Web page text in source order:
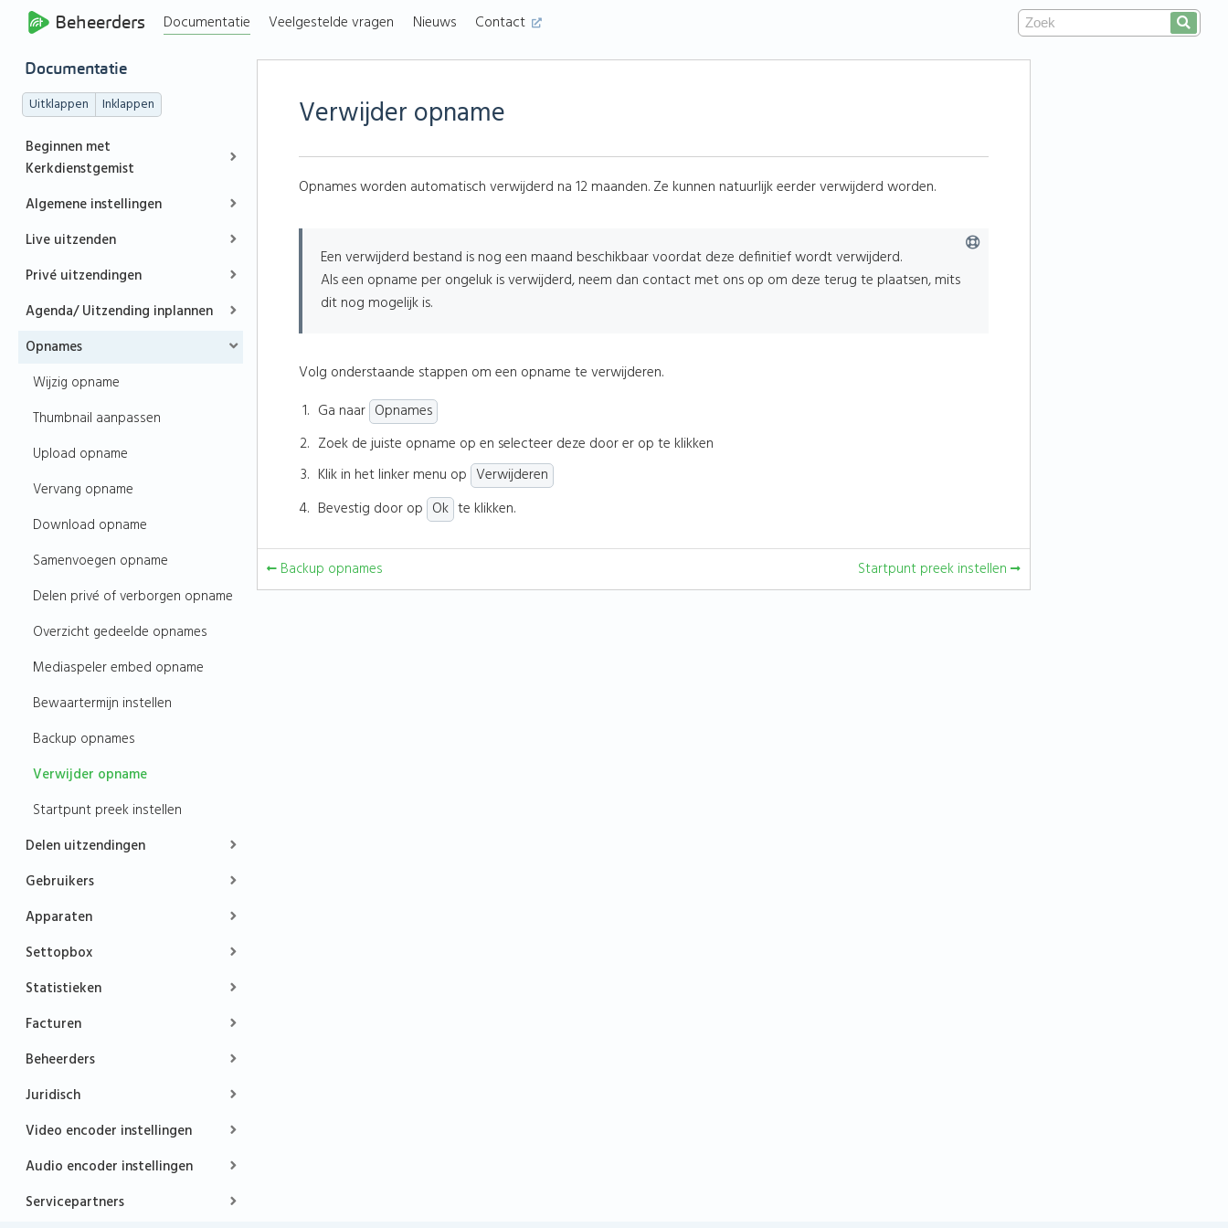
Beheerders Documentatie Veelgestelde vragen Nieuws Contact
Documentatie
Uitklappen Inklappen
Beginnen met
Kerkdienstgemist
Algemene instellingen
Live uitzenden
Privé uitzendingen
Agenda/ Uitzending inplannen
Opnames
Wijzig opname
Thumbnail aanpassen
Upload opname
Vervang opname
Download opname
Samenvoegen opname
Delen privé of verborgen opname
Overzicht gedeelde opnames
Mediaspeler embed opname
Bewaartermijn instellen
Backup opnames
Verwijder opname
Startpunt preek instellen
Delen uitzendingen
Gebruikers
Apparaten
Settopbox
Statistieken
Facturen
Beheerders
Juridisch
Video encoder instellingen
Audio encoder instellingen
Servicepartners
Verwijder opname
Opnames worden automatisch verwijderd na 12 maanden. Ze kunnen natuurlijk eerder verwijderd worden.
Een verwijderd bestand is nog een maand beschikbaar voordat deze definitief wordt verwijderd.
Als een opname per ongeluk is verwijderd, neem dan contact met ons op om deze terug te plaatsen, mits
dit nog mogelijk is.
Volg onderstaande stappen om een opname te verwijderen.
Ga naar Opnames
Zoek de juiste opname op en selecteer deze door er op te klikken
Klik in het linker menu op Verwijderen
Bevestig door op Ok te klikken.
Backup opnames Startpunt preek instellen